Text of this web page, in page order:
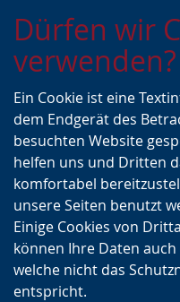
Dürfen wir
verwenden?
Ein Cookie ist eine
dem Endgerät des
besuchten Website
helfen uns und Dritten
komfortabel
unsere Seiten benutzt
Einige Cookies von
können Ihre Daten
welche nicht das
entspricht.